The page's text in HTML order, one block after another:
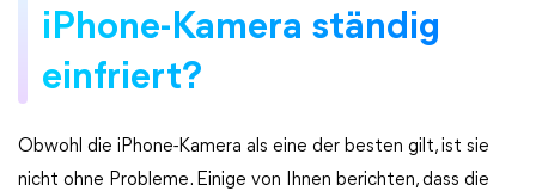
iPhone-Kamera ständig
einfriert?
Obwohl die iPhone-Kamera als eine der besten gilt, ist sie
nicht ohne Probleme. Einige von Ihnen berichten, dass die